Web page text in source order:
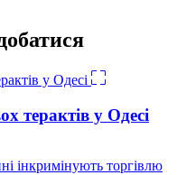
терактів у Одесі